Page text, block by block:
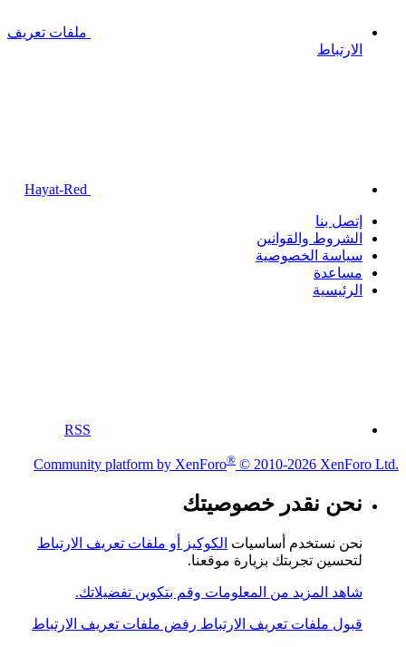
ملفات تعريف
الارتباط
إتصل بنا
الشروط والقوانين
سياسة الخصوصية
مساعدة
الرئيسية
RSS
Community platform by XenForo® © 2010-2026 XenForo Ltd.
نحن نقدر خصوصيتك
نحن نستخدم أساسيات الكوكيز أو ملفات تعريف الارتباط
لتحسين تجربتك بزيارة موقعنا.
شاهد المزيد من المعلومات وقم بتكوين تفضيلاتك.
قبول ملفات تعريف الارتباط رفض ملفات تعريف الارتباط